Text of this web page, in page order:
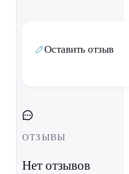
Оставить отзыв
ОТЗЫВЫ
Нет отзывов